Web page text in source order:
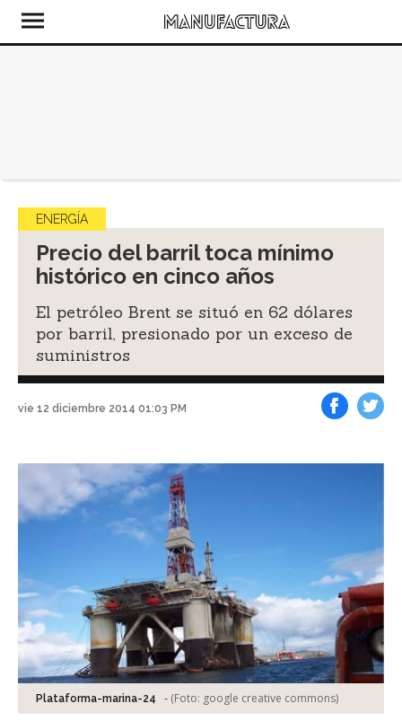
ENERGÍA
Precio del barril toca mínimo
histórico en cinco años
El petróleo Brent se situó en 62 dólares
por barril, presionado por un exceso de
suministros
vie 12 diciembre 2014 01:03 PM
Plataforma-marina-24 - (Foto: google creative commons)